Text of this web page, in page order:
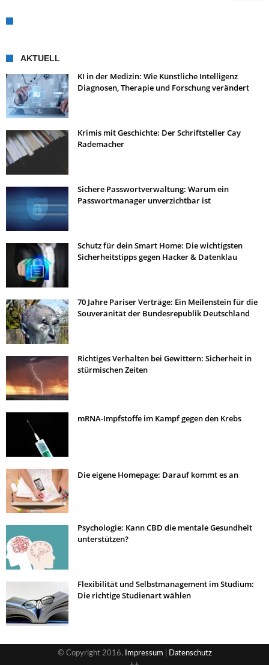
AKTUELL
KI in der Medizin: Wie Künstliche Intelligenz
Diagnosen, Therapie und Forschung verändert
Krimis mit Geschichte: Der Schriftsteller Cay
Rademacher
Sichere Passwortverwaltung: Warum ein
Passwortmanager unverzichtbar ist
Schutz für dein Smart Home: Die wichtigsten
Sicherheitstipps gegen Hacker & Datenklau
70 Jahre Pariser Verträge: Ein Meilenstein für die
Souveränität der Bundesrepublik Deutschland
Richtiges Verhalten bei Gewittern: Sicherheit in
stürmischen Zeiten
mRNA-Impfstoffe im Kampf gegen den Krebs
Die eigene Homepage: Darauf kommt es an
Psychologie: Kann CBD die mentale Gesundheit
unterstützen?
Flexibilität und Selbstmanagement im Studium:
Die richtige Studienart wählen
© Copyright 2016, Impressum
Datenschutz